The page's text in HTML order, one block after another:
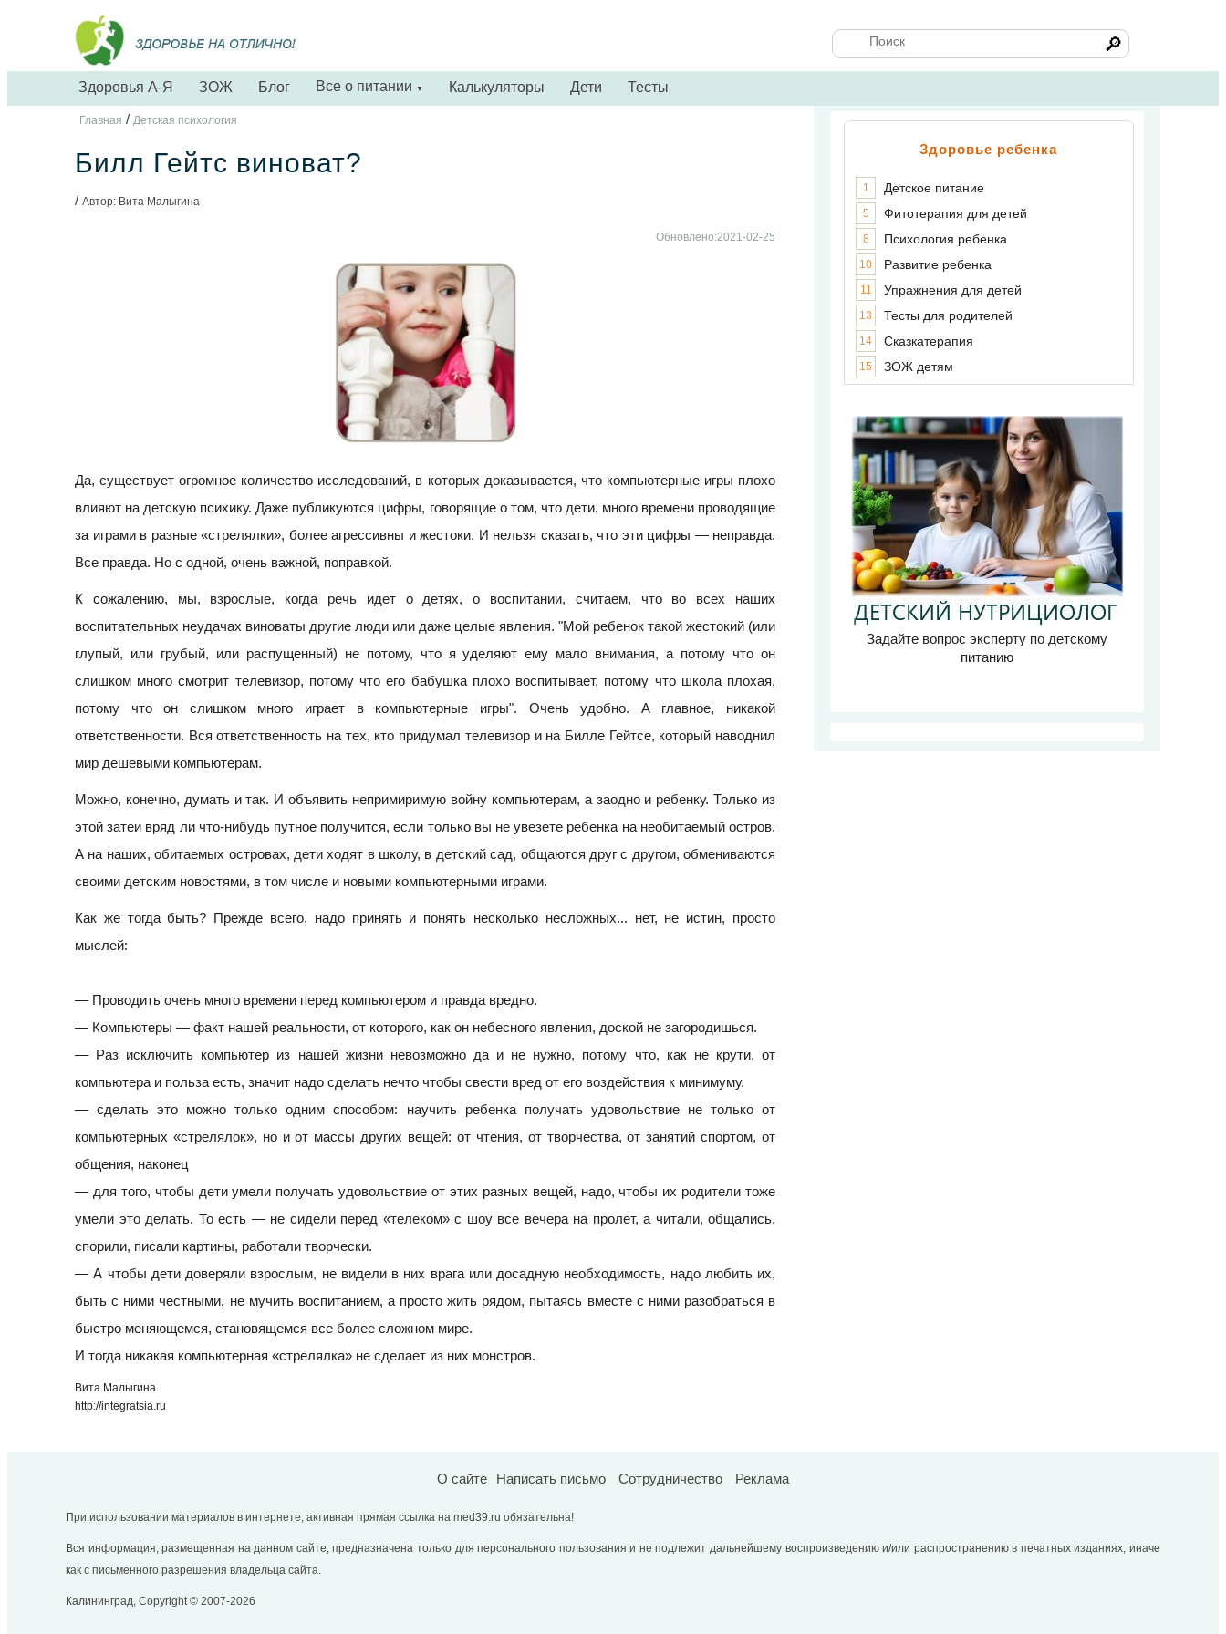
🔎
Здоровья А-Я ЗОЖ Блог Все о питании ▼ Калькуляторы Дети Тесты
Главная / Детская психология
Билл Гейтс виноват?
/ Автор: Вита Малыгина
Обновлено:2021-02-25
Да, существует огромное количество исследований, в которых доказывается, что компьютерные игры плохо
влияют на детскую психику. Даже публикуются цифры, говорящие о том, что дети, много времени проводящие
за играми в разные «стрелялки», более агрессивны и жестоки. И нельзя сказать, что эти цифры — неправда.
Все правда. Но с одной, очень важной, поправкой.
К сожалению, мы, взрослые, когда речь идет о детях, о воспитании, считаем, что во всех наших
воспитательных неудачах виноваты другие люди или даже целые явления. "Мой ребенок такой жестокий (или
глупый, или грубый, или распущенный) не потому, что я уделяют ему мало внимания, а потому что он
слишком много смотрит телевизор, потому что его бабушка плохо воспитывает, потому что школа плохая,
потому что он слишком много играет в компьютерные игры". Очень удобно. А главное, никакой
ответственности. Вся ответственность на тех, кто придумал телевизор и на Билле Гейтсе, который наводнил
мир дешевыми компьютерам.
Можно, конечно, думать и так. И объявить непримиримую войну компьютерам, а заодно и ребенку. Только из
этой затеи вряд ли что-нибудь путное получится, если только вы не увезете ребенка на необитаемый остров.
А на наших, обитаемых островах, дети ходят в школу, в детский сад, общаются друг с другом, обмениваются
своими детским новостями, в том числе и новыми компьютерными играми.
Как же тогда быть? Прежде всего, надо принять и понять несколько несложных... нет, не истин, просто
мыслей:
— Проводить очень много времени перед компьютером и правда вредно.
— Компьютеры — факт нашей реальности, от которого, как он небесного явления, доской не загородишься.
— Раз исключить компьютер из нашей жизни невозможно да и не нужно, потому что, как не крути, от
компьютера и польза есть, значит надо сделать нечто чтобы свести вред от его воздействия к минимуму.
— сделать это можно только одним способом: научить ребенка получать удовольствие не только от
компьютерных «стрелялок», но и от массы других вещей: от чтения, от творчества, от занятий спортом, от
общения, наконец
— для того, чтобы дети умели получать удовольствие от этих разных вещей, надо, чтобы их родители тоже
умели это делать. То есть — не сидели перед «телеком» с шоу все вечера на пролет, а читали, общались,
спорили, писали картины, работали творчески.
— А чтобы дети доверяли взрослым, не видели в них врага или досадную необходимость, надо любить их,
быть с ними честными, не мучить воспитанием, а просто жить рядом, пытаясь вместе с ними разобраться в
быстро меняющемся, становящемся все более сложном мире.
И тогда никакая компьютерная «стрелялка» не сделает из них монстров.
Вита Малыгина
http://integratsia.ru
Здоровье ребенка
1 Детское питание
5 Фитотерапия для детей
8 Психология ребенка
10 Развитие ребенка
11 Упражнения для детей
13 Тесты для родителей
14 Сказкатерапия
15 ЗОЖ детям
Задайте вопрос эксперту по детскому
питанию
О сайте Написать письмо Сотрудничество Реклама
При использовании материалов в интернете, активная прямая ссылка на med39.ru обязательна!
Вся информация, размещенная на данном сайте, предназначена только для персонального пользования и не подлежит дальнейшему воспроизведению и/или распространению в печатных изданиях, иначе
как с письменного разрешения владельца сайта.
Калининград, Copyright © 2007-2026